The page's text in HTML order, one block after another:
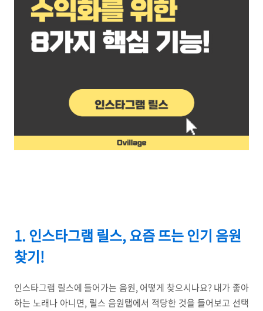
1. 인스타그램 릴스, 요즘 뜨는 인기 음원
찾기!
인스타그램 릴스에 들어가는 음원, 어떻게 찾으시나요? 내가 좋아
하는 노래나 아니면, 릴스 음원탭에서 적당한 것을 들어보고 선택